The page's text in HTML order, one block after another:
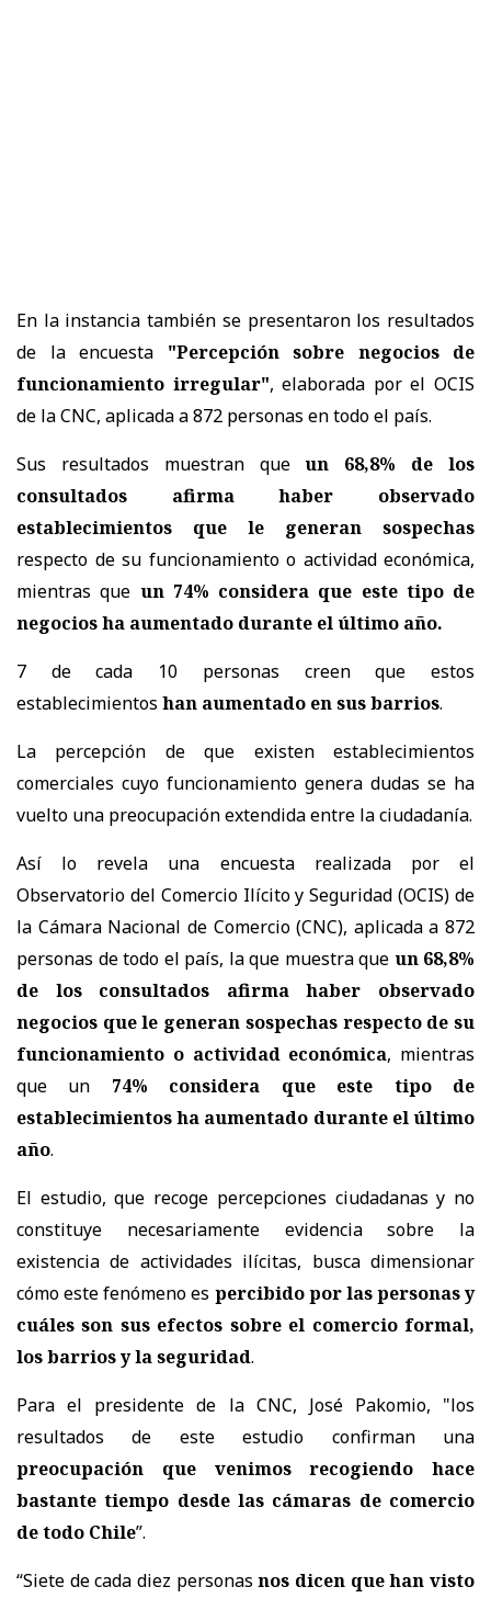
En la instancia también se presentaron los resultados
de la encuesta "Percepción sobre negocios de
funcionamiento irregular", elaborada por el OCIS
de la CNC, aplicada a 872 personas en todo el país.
Sus resultados muestran queun 68,8% de los
consultados afirma haber observado
establecimientos que le generan sospechas
respecto de su funcionamiento o actividad económica,
mientras que un 74% considera que este tipo de
negocios ha aumentado durante el último año.
7 de cada 10 personas creen que estos
establecimientos han aumentado en sus barrios.
La percepción de que existen establecimientos
comerciales cuyo funcionamiento genera dudas se ha
vuelto una preocupación extendida entre la ciudadanía.
Así lo revela una encuesta realizada por el
Observatorio del Comercio Ilícito y Seguridad (OCIS) de
la Cámara Nacional de Comercio (CNC), aplicada a 872
personas de todo el país, la que muestra que un 68,8%
de los consultados afirma haber observado
negocios que le generan sospechas respecto de su
funcionamiento o actividad económica, mientras
que un 74% considera que este tipo de
establecimientos ha aumentado durante el último
año.
El estudio, que recoge percepciones ciudadanas y no
constituye necesariamente evidencia sobre la
existencia de actividades ilícitas, busca dimensionar
cómo este fenómeno es percibido por las personas y
cuáles son sus efectos sobre el comercio formal,
los barrios y la seguridad.
Para el presidente de la CNC, José Pakomio, "los
resultados de este estudio confirman una
preocupación que venimos recogiendo hace
bastante tiempo desde las cámaras de comercio
de todo Chile”.
“Siete de cada diez personasnos dicen que han visto